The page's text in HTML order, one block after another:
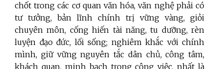
chốt trong các cơ quan văn hóa, văn nghệ phải có
tư tưởng, bản lĩnh chính trị vững vàng, giỏi
chuyên môn, cống hiến tài năng, tu dưỡng, rèn
luyện đạo đức, lối sống; nghiêm khắc với chính
mình, giữ vững nguyên tắc dân chủ, công tâm,
khách quan, minh bạch trong công việc, nhất là